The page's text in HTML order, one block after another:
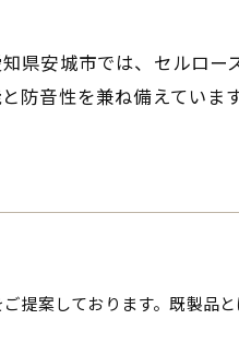
県安城市では、セルロー
防音性を兼ね備えていま
提案しております。既製品